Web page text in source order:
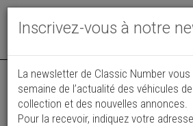
Inscrivez-vous à notre
La newsletter de Classic Number
semaine de l’actualité des véhicules
collection et des nouvelles annonces.
Pour la recevoir, indiquez votre